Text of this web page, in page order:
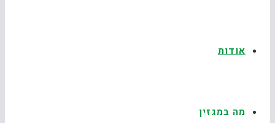
אודות
מה במגזין